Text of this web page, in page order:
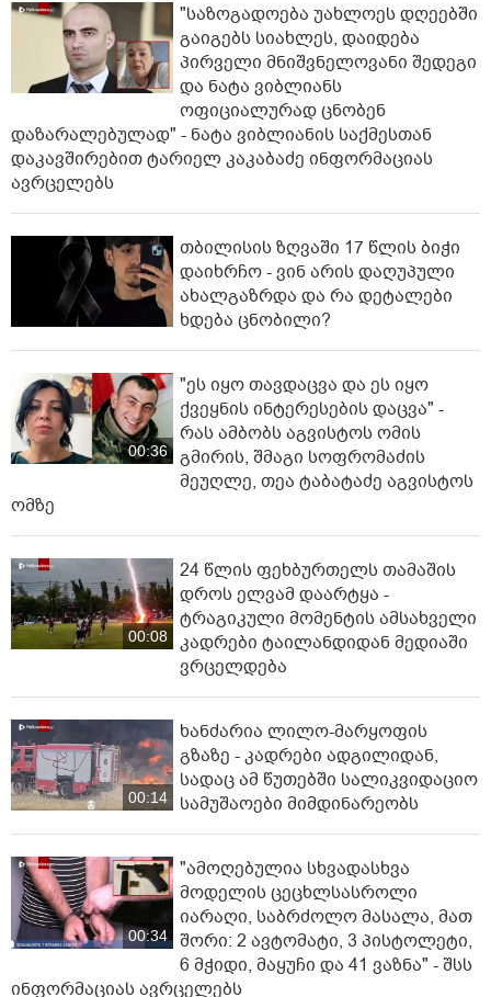
"საზოგადოება უახლოეს დღეებში
გაიგებს სიახლეს, დაიდება
პირველი მნიშვნელოვანი შედეგი
და ნატა ვიბლიანს
ოფიციალურად ცნობენ
დაზარალებულად" - ნატა ვიბლიანის საქმესთან
დაკავშირებით ტარიელ კაკაბაძე ინფორმაციას
ავრცელებს
თბილისის ზღვაში 17 წლის ბიჭი
დაიხრჩო - ვინ არის დაღუპული
ახალგაზრდა და რა დეტალები
ხდება ცნობილი?
00:36
"ეს იყო თავდაცვა და ეს იყო
ქვეყნის ინტერესების დაცვა" -
რას ამბობს აგვისტოს ომის
გმირის, შმაგი სოფრომაძის
მეუღლე, თეა ტაბატაძე აგვისტოს
ომზე
00:08
24 წლის ფეხბურთელს თამაშის
დროს ელვამ დაარტყა -
ტრაგიკული მომენტის ამსახველი
კადრები ტაილანდიდან მედიაში
ვრცელდება
00:14
ხანძარია ლილო-მარყოფის
გზაზე - კადრები ადგილიდან,
სადაც ამ წუთებში სალიკვიდაციო
სამუშაოები მიმდინარეობს
00:34
"ამოღებულია სხვადასხვა
მოდელის ცეცხლსასროლი
იარაღი, საბრძოლო მასალა, მათ
შორი: 2 ავტომატი, 3 პისტოლეტი,
6 მჭიდი, მაყუჩი და 41 ვაზნა" - შსს
ინფორმაციას ავრცელებს